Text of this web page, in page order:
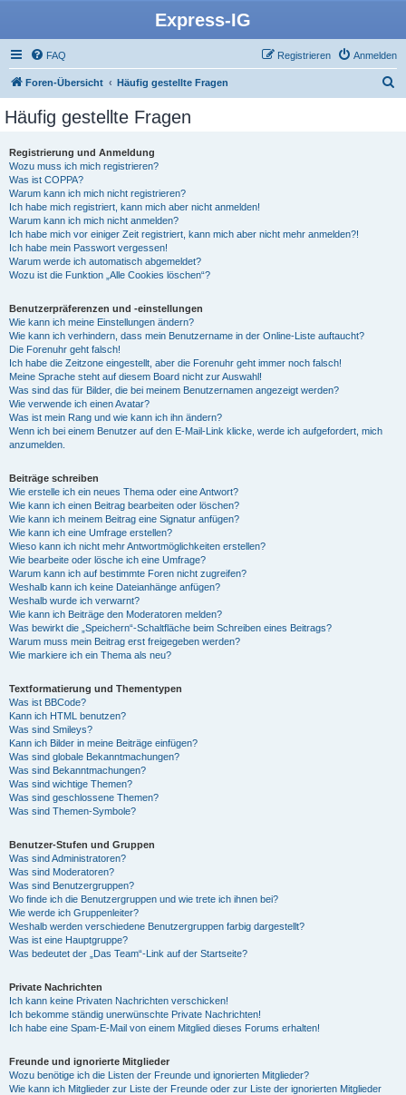
Express-IG
FAQ Anmelden
Registrieren
Foren-Übersicht Häufig gestellte Fragen
Häufig gestellte Fragen
Registrierung und Anmeldung
Wozu muss ich mich registrieren?
Was ist COPPA?
Warum kann ich mich nicht registrieren?
Ich habe mich registriert, kann mich aber nicht anmelden!
Warum kann ich mich nicht anmelden?
Ich habe mich vor einiger Zeit registriert, kann mich aber nicht mehr anmelden?!
Ich habe mein Passwort vergessen!
Warum werde ich automatisch abgemeldet?
Wozu ist die Funktion „Alle Cookies löschen“?
Benutzerpräferenzen und -einstellungen
Wie kann ich meine Einstellungen ändern?
Wie kann ich verhindern, dass mein Benutzername in der Online-Liste auftaucht?
Die Forenuhr geht falsch!
Ich habe die Zeitzone eingestellt, aber die Forenuhr geht immer noch falsch!
Meine Sprache steht auf diesem Board nicht zur Auswahl!
Was sind das für Bilder, die bei meinem Benutzernamen angezeigt werden?
Wie verwende ich einen Avatar?
Was ist mein Rang und wie kann ich ihn ändern?
Wenn ich bei einem Benutzer auf den E-Mail-Link klicke, werde ich aufgefordert, mich
anzumelden.
Beiträge schreiben
Wie erstelle ich ein neues Thema oder eine Antwort?
Wie kann ich einen Beitrag bearbeiten oder löschen?
Wie kann ich meinem Beitrag eine Signatur anfügen?
Wie kann ich eine Umfrage erstellen?
Wieso kann ich nicht mehr Antwortmöglichkeiten erstellen?
Wie bearbeite oder lösche ich eine Umfrage?
Warum kann ich auf bestimmte Foren nicht zugreifen?
Weshalb kann ich keine Dateianhänge anfügen?
Weshalb wurde ich verwarnt?
Wie kann ich Beiträge den Moderatoren melden?
Was bewirkt die „Speichern“-Schaltfläche beim Schreiben eines Beitrags?
Warum muss mein Beitrag erst freigegeben werden?
Wie markiere ich ein Thema als neu?
Textformatierung und Thementypen
Was ist BBCode?
Kann ich HTML benutzen?
Was sind Smileys?
Kann ich Bilder in meine Beiträge einfügen?
Was sind globale Bekanntmachungen?
Was sind Bekanntmachungen?
Was sind wichtige Themen?
Was sind geschlossene Themen?
Was sind Themen-Symbole?
Benutzer-Stufen und Gruppen
Was sind Administratoren?
Was sind Moderatoren?
Was sind Benutzergruppen?
Wo finde ich die Benutzergruppen und wie trete ich ihnen bei?
Wie werde ich Gruppenleiter?
Weshalb werden verschiedene Benutzergruppen farbig dargestellt?
Was ist eine Hauptgruppe?
Was bedeutet der „Das Team“-Link auf der Startseite?
Private Nachrichten
Ich kann keine Privaten Nachrichten verschicken!
Ich bekomme ständig unerwünschte Private Nachrichten!
Ich habe eine Spam-E-Mail von einem Mitglied dieses Forums erhalten!
Freunde und ignorierte Mitglieder
Wozu benötige ich die Listen der Freunde und ignorierten Mitglieder?
Wie kann ich Mitglieder zur Liste der Freunde oder zur Liste der ignorierten Mitglieder